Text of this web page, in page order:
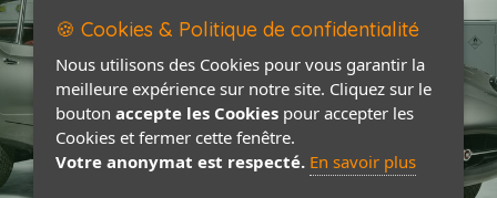
🍪 Cookies & Politique de confidentialité
Nous utilisons des Cookies pour vous garantir la
meilleure expérience sur notre site. Cliquez sur le
bouton accepte les Cookies pour accepter les
Cookies et fermer cette fenêtre.
Votre anonymat est respecté. En savoir plus